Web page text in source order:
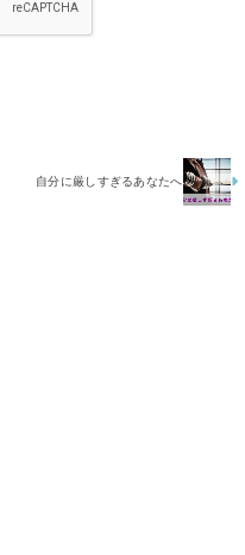
自分に厳しすぎるあなたへ